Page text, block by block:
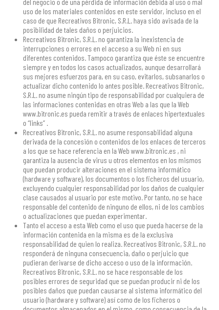
uso de los materiales contenidos en este servidor, incluso en el
caso de que Recreativos Bitronic, S.R.L. haya sido avisada de la
posibilidad de tales daños o perjuicios.
Recreativos Bitronic, S.R.L. no garantiza la inexistencia de
interrupciones o errores en el acceso a su Web ni en sus
diferentes contenidos. Tampoco garantiza que éste se encuentre
siempre y en todos los casos actualizados, aunque desarrollará
sus mejores esfuerzos para, en su caso, evitarlos, subsanarlos o
actualizar dicho contenido lo antes posible. Recreativos Bitronic,
S.R.L. no asume ningún tipo de responsabilidad por cualquiera de
las informaciones contenidas en otras Web a las que la Web
www.bitronic.es pueda remitir a través de enlaces hipertextuales
o “links” .
Recreativos Bitronic, S.R.L. no asume responsabilidad alguna
derivada de la concesión o contenidos de los enlaces de terceros
a los que se hace referencia en la Web www.bitronic.es , ni
garantiza la ausencia de virus u otros elementos en los mismos
que puedan producir alteraciones en el sistema informático
(hardware y software), los documentos o los ficheros del usuario,
excluyendo cualquier responsabilidad por los daños de cualquier
clase causados al usuario por este motivo. Por tanto, no se hace
responsable del contenido de ninguno de ellos, ni de los cambios
o actualizaciones que puedan experimentar.
Tanto el acceso a esta Web como el uso que pueda hacerse de la
información contenida en la misma es de la exclusiva
responsabilidad de quien lo realiza. Recreativos Bitronic, S.R.L. no
responderá de ninguna consecuencia, daño o perjuicio que
pudieran derivarse de dicho acceso o uso de la información.
Recreativos Bitronic, S.R.L. no se hace responsable de los
posibles errores de seguridad que se puedan producir ni de los
posibles daños que puedan causarse al sistema informático del
usuario (hardware y software) así como de los ficheros o